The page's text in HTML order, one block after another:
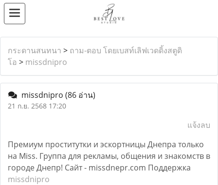
กระดานสนทนา > ถาม-ตอบ โดยเบสท์เลิฟเวดดิ้งสตูดิ
โอ > missdnipro
missdnipro (86 อ่าน)
21 ก.ย. 2568 17:20
แจ้งลบ
Премиум проститутки и эскортницы Днепра только
на Miss. Группа для рекламы, общения и знакомств в
городе Днепр! Сайт - missdnepr.com Поддержка
missdnipro